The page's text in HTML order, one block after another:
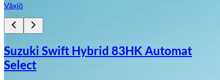
Växjö
Suzuki Swift Hybrid 83HK Automat
Select